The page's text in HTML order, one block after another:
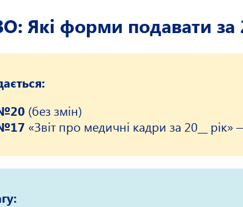
форми подавати за
(без змін)
«Звіт про медичні кадри за 20__ рік»